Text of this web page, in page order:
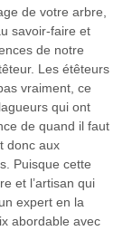
de votre arbre,
savoir-faire et
de notre
Les étêteurs
vraiment, ce
qui ont
de quand il faut
donc aux
Puisque cette
et l’artisan qui
expert en la
abordable avec